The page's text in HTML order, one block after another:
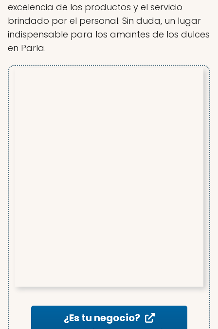
excelencia de los productos y el servicio
brindado por el personal. Sin duda, un lugar
indispensable para los amantes de los dulces
en Parla.
¿Es tu negocio?